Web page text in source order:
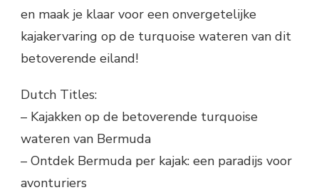
en maak je klaar voor een onvergetelijke
kajakervaring op de turquoise wateren van dit
betoverende eiland!
Dutch Titles:
– Kajakken op de betoverende turquoise
wateren van Bermuda
– Ontdek Bermuda per kajak: een paradijs voor
avonturiers